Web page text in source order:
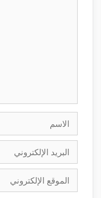
الاسم
البريد
الإلكتروني
الموقع
الإلكتروني